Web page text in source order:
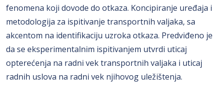
fenomena koji dovode do otkaza. Koncipiranje uređaja i
metodologija za ispitivanje transportnih valjaka, sa
akcentom na identifikaciju uzroka otkaza. Predviđeno je
da se eksperimentalnim ispitivanjem utvrdi uticaj
opterećenja na radni vek transportnih valjaka i uticaj
radnih uslova na radni vek njihovog uležištenja.